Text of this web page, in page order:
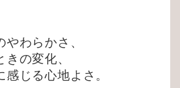
わらかさ、
の変化、
感じる心地よさ。